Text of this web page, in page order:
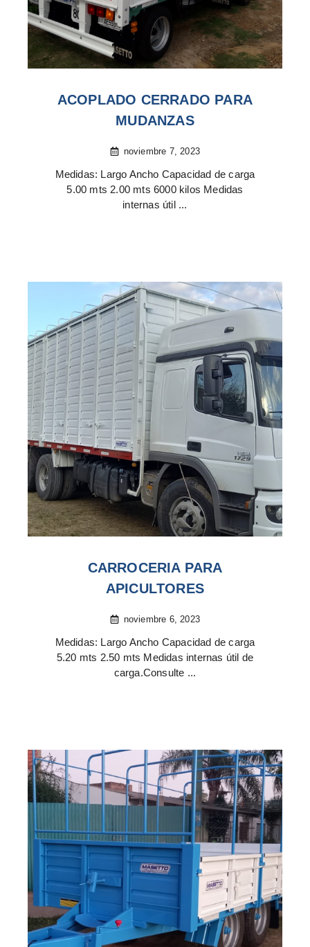
ACOPLADO CERRADO PARA
MUDANZAS
noviembre 7, 2023
Medidas: Largo Ancho Capacidad de carga
5.00 mts 2.00 mts 6000 kilos Medidas
internas útil ...
CARROCERIA PARA
APICULTORES
noviembre 6, 2023
Medidas: Largo Ancho Capacidad de carga
5.20 mts 2.50 mts Medidas internas útil de
carga.Consulte ...